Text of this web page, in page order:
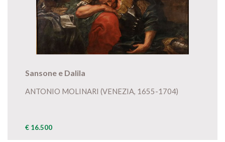
Sansone e Dalila
ANTONIO MOLINARI (VENEZIA, 1655-1704)
€ 16.500